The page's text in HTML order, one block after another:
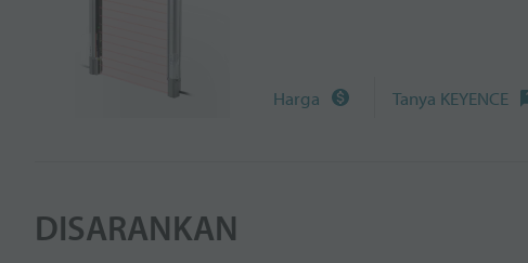
Harga Tanya KEYENCE
DISARANKAN